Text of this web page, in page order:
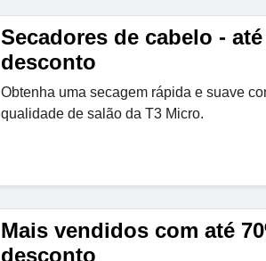
Secadores de cabelo - até
desconto
Obtenha uma secagem rápida e suave
qualidade de salão da T3 Micro.
Mais vendidos com até
desconto